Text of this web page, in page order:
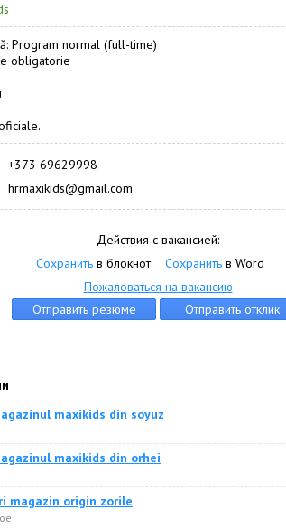
Program normal (full-time)
obligatorie
+373 69629998
hrmaxikids@gmail.com
Действия с вакансией:
Сохранить в блокнот Сохранить в Word
Пожаловаться на вакансию
maxikids din soyuz
maxikids din orhei
magazin origin zorile